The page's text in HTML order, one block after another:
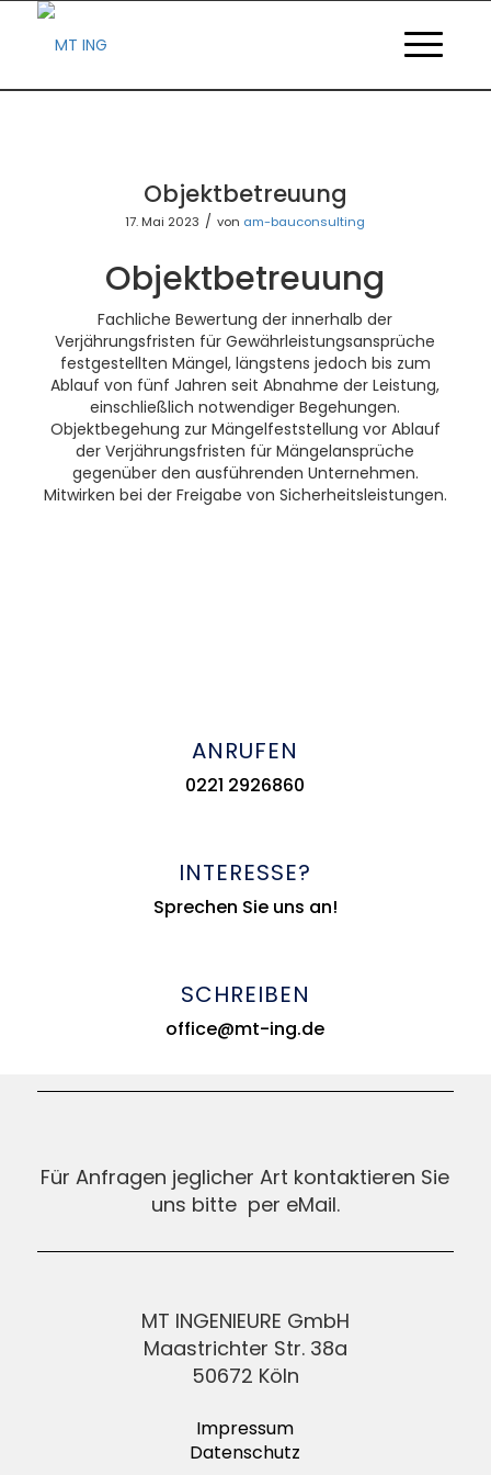
Objektbetreuung
17. Mai 2023 / von am-bauconsulting
Objektbetreuung
Fachliche Bewertung der innerhalb der
Verjährungsfristen für Gewährleistungsansprüche
festgestellten Mängel, längstens jedoch bis zum
Ablauf von fünf Jahren seit Abnahme der Leistung,
einschließlich notwendiger Begehungen.
Objektbegehung zur Mängelfeststellung vor Ablauf
der Verjährungsfristen für Mängelansprüche
gegenüber den ausführenden Unternehmen.
Mitwirken bei der Freigabe von Sicherheitsleistungen.
ANRUFEN
0221 2926860
INTERESSE?
Sprechen Sie uns an!
SCHREIBEN
office@mt-ing.de
Für Anfragen jeglicher Art kontaktieren Sie
uns bitte per eMail.
MT INGENIEURE GmbH
Maastrichter Str. 38a
50672 Köln
Impressum
Datenschutz